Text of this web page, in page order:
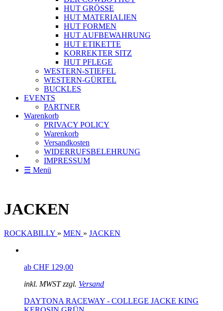
HUT GRÖSSE
HUT MATERIALIEN
HUT FORMEN
HUT AUFBEWAHRUNG
HUT ETIKETTE
KORREKTER SITZ
HUT PFLEGE
WESTERN-STIEFEL
WESTERN-GÜRTEL
BUCKLES
EVENTS
PARTNER
Warenkorb
PRIVACY POLICY
Warenkorb
Versandkosten
WIDERRUFSBELEHRUNG
IMPRESSUM
☰ Menü
JACKEN
ROCKABILLY » MEN » JACKEN
ab CHF 129,00
inkl. MWST zzgl. Versand
DAYTONA RACEWAY - COLLEGE JACKE KING